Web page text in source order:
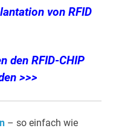
von RFID
den RFID-CHIP
>>>
– so einfach wie